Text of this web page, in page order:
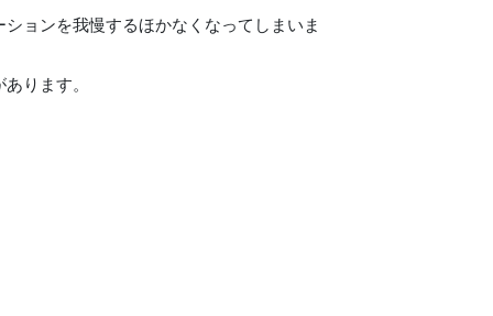
ョンを我慢するほかなくなってしまいま
ります。